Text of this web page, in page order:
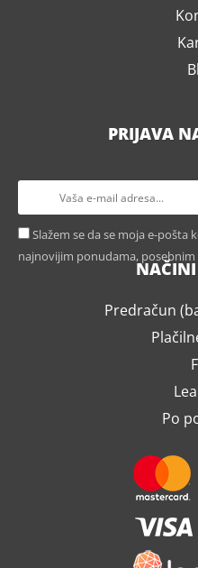
PRIJAVA
Slažem se da se moja e-
najnovijim ponudama,
Predračun
Po